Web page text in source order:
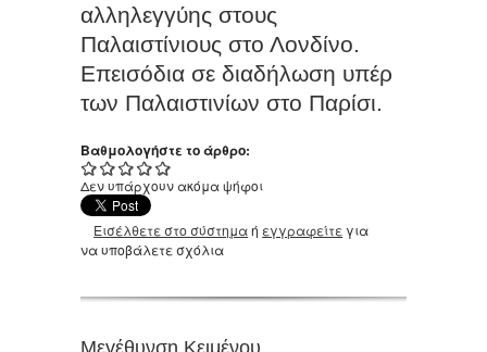
αλληλεγγύης στους
Παλαιστίνιους στο Λονδίνο.
Επεισόδια σε διαδήλωση υπέρ
των Παλαιστινίων στο Παρίσι.
Βαθμολογήστε το άρθρο:
Δεν υπάρχουν ακόμα ψήφοι
Εισέλθετε στο σύστημαή εγγραφείτε για
να υποβάλετε σχόλια
Μεγέθυνση Κειμένου